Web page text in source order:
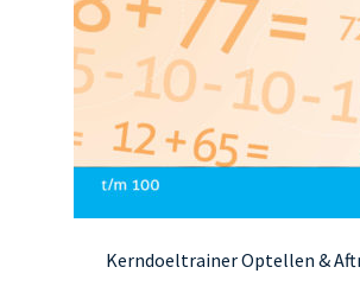
Kerndoeltrainer Optellen &